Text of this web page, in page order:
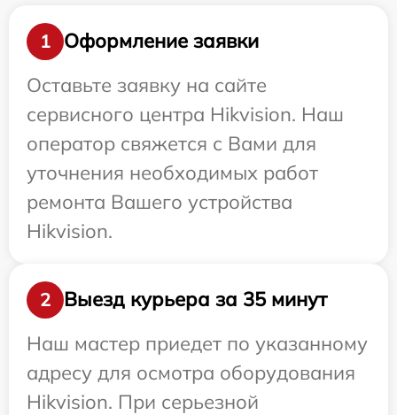
1
Оформление заявки
Оставьте заявку на сайте
сервисного центра Hikvision. Наш
оператор свяжется с Вами для
уточнения необходимых работ
ремонта Вашего устройства
Hikvision.
2
Выезд курьера за 35 минут
Наш мастер приедет по указанному
адресу для осмотра оборудования
Hikvision. При серьезной